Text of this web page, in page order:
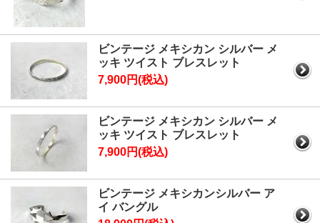
ビンテージ メキシカン シルバー メ
ッキ ツイスト ブレスレット
7,900円(税込)
ビンテージ メキシカン シルバー メ
ッキ ツイスト ブレスレット
7,900円(税込)
ビンテージ メキシカンシルバー ア
イ バングル